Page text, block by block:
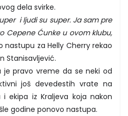
dela svirke.
i ljudi su super. Ja sam pre
Cepene Ćunke u ovom klubu,
nastupu za Helly Cherry rekao
Stanisavljević.
pravo vreme da se neki od
još devedestih vrate na
ekipa iz Kraljeva koja nakon
godine ponovo nastupa.